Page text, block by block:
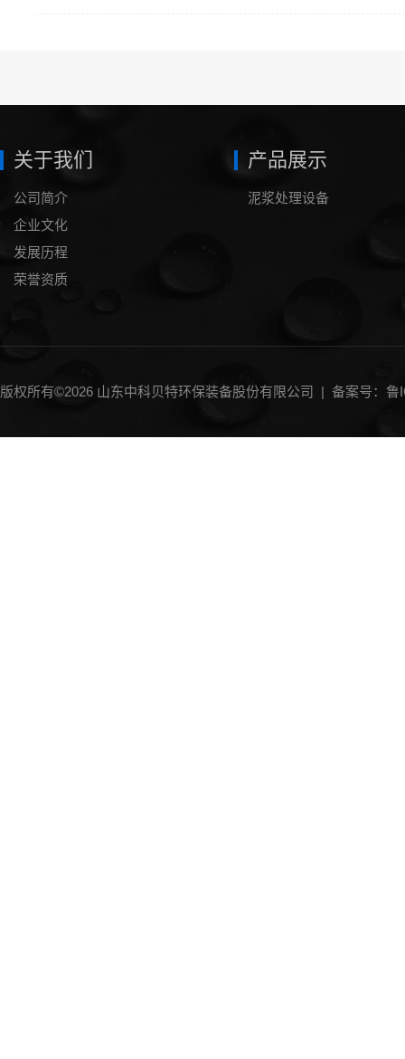
关于我们
公司简介
企业文化
发展历程
荣誉资质
产品展示
泥浆处理设备
版权所有©2026 山东中科贝特环保装备股份有限公司 | 备案号：鲁